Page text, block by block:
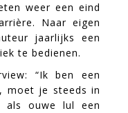
weer een eind
Naar eigen
jaarlijks een
te bedienen.
“Ik ben een
moet je steeds in
als ouwe lul een